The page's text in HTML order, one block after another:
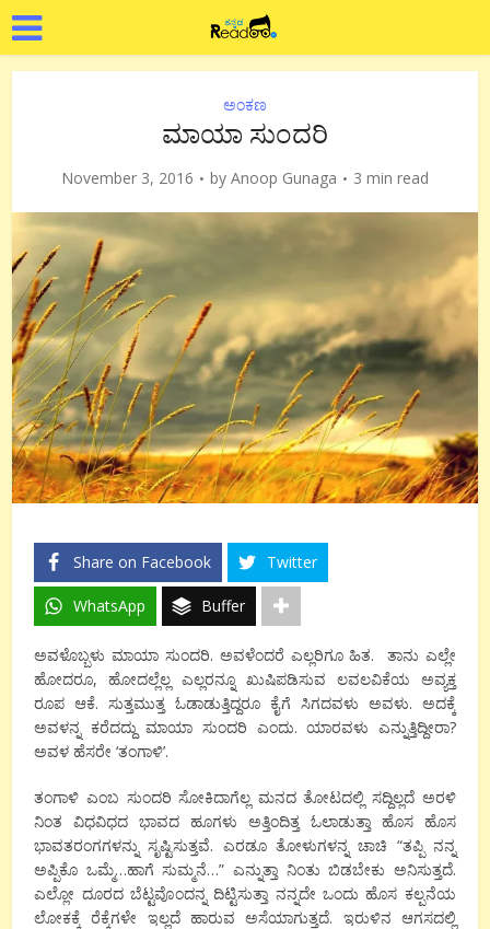
ಅಂಕಣ
ಮಾಯಾ ಸುಂದರಿ
November 3, 2016 by Anoop Gunaga 3 min read
Share on Facebook Twitter
WhatsApp Buffer
ಅವಳೊಬ್ಬಳು ಮಾಯಾ ಸುಂದರಿ. ಅವಳೆಂದರೆ ಎಲ್ಲರಿಗೂ ಹಿತ. ತಾನು ಎಲ್ಲೇ
ಹೋದರೂ, ಹೋದಲ್ಲೆಲ್ಲ ಎಲ್ಲರನ್ನೂ ಖುಷಿಪಡಿಸುವ ಲವಲವಿಕೆಯ ಅವ್ಯಕ್ತ
ರೂಪ ಆಕೆ. ಸುತ್ತಮುತ್ತ ಓಡಾಡುತ್ತಿದ್ದರೂ ಕೈಗೆ ಸಿಗದವಳು ಅವಳು. ಅದಕ್ಕೆ
ಅವಳನ್ನ ಕರೆದದ್ದು ಮಾಯಾ ಸುಂದರಿ ಎಂದು. ಯಾರವಳು ಎನ್ನುತ್ತಿದ್ದೀರಾ?
ಅವಳ ಹೆಸರೇ ‘ತಂಗಾಳಿ’.
ತಂಗಾಳಿ ಎಂಬ ಸುಂದರಿ ಸೋಕಿದಾಗೆಲ್ಲ ಮನದ ತೋಟದಲ್ಲಿ ಸದ್ದಿಲ್ಲದೆ ಅರಳಿ
ನಿಂತ ವಿಧವಿಧದ ಭಾವದ ಹೂಗಳು ಅತ್ತಿಂದಿತ್ತ ಓಲಾಡುತ್ತಾ ಹೊಸ ಹೊಸ
ಭಾವತರಂಗಗಳನ್ನು ಸೃಷ್ಟಿಸುತ್ತವೆ. ಎರಡೂ ತೋಳುಗಳನ್ನ ಚಾಚಿ “ತಪ್ಪಿ ನನ್ನ
ಅಪ್ಪಿಕೊ ಒಮ್ಮೆ…ಹಾಗೆ ಸುಮ್ಮನೆ…” ಎನ್ನುತ್ತಾ ನಿಂತು ಬಿಡಬೇಕು ಅನಿಸುತ್ತದೆ.
ಎಲ್ಲೋ ದೂರದ ಬೆಟ್ಟವೊಂದನ್ನ ದಿಟ್ಟಿಸುತ್ತಾ ನನ್ನದೇ ಒಂದು ಹೊಸ ಕಲ್ಪನೆಯ
ಲೋಕಕ್ಕೆ ರೆಕ್ಕೆಗಳೇ ಇಲ್ಲದೆ ಹಾರುವ ಅಸೆಯಾಗುತ್ತದೆ. ಇರುಳಿನ ಆಗಸದಲ್ಲಿ